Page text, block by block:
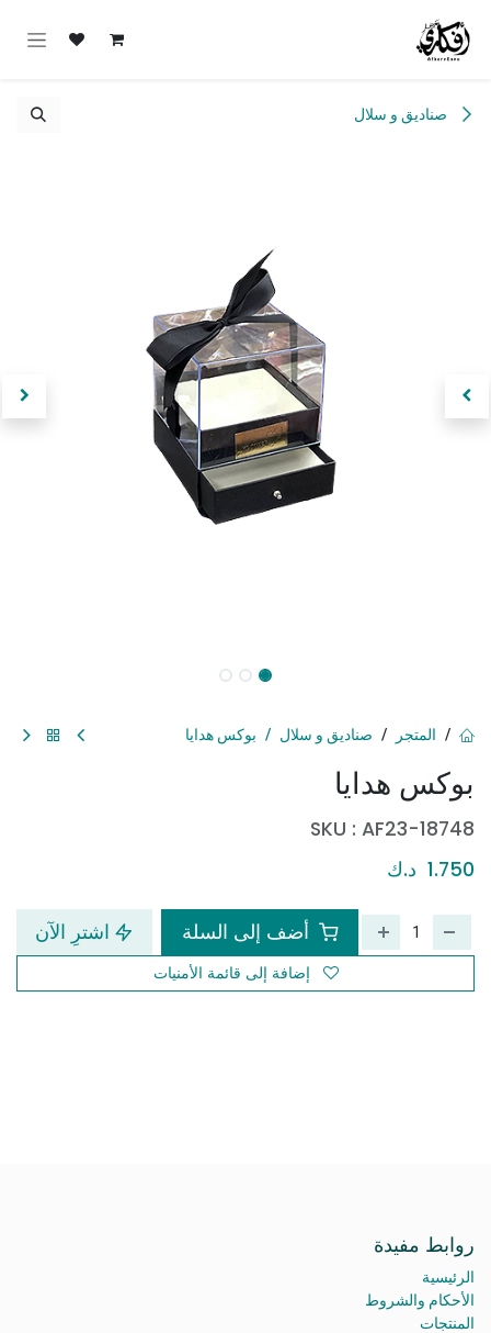
صناديق و سلال
بوكس هدايا
SKU : AF23-18748
1.750 د.ك
أضف إلى السلة اشترِ الآن
إضافة إلى قائمة الأمنيات
المتجر صناديق و سلال بوكس هدايا
روابط مفيدة
الرئيسية
الأحكام والشروط
المنتجات